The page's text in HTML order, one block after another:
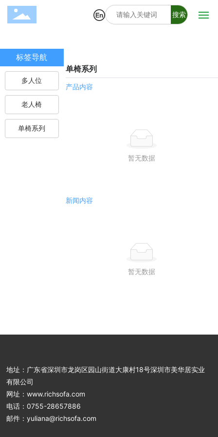
关于我们
产品中心
招聘信息
搜索
标签导航
多人位
老人椅
单椅系列
单椅系列
产品内容
暂无数据
新闻内容
暂无数据
地址：广东省深圳市龙岗区园山街道大康村18号深圳市美华居实业
有限公司
网址：www.richsofa.com
电话：0755-28657886
邮件：yuliana@richsofa.com